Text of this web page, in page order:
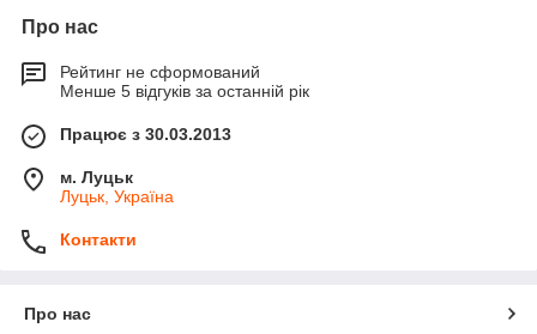
Про нас
Рейтинг не сформований
Менше 5 відгуків за останній рік
Працює з 30.03.2013
м. Луцьк
Луцьк, Україна
Контакти
Про нас